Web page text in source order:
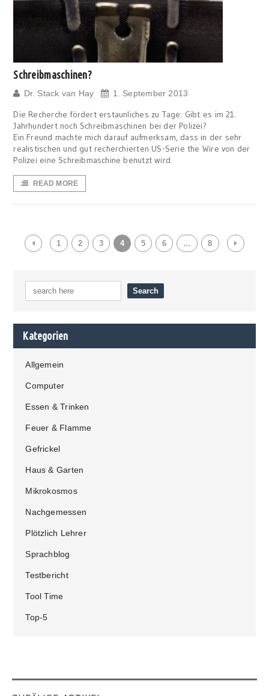
Schreibmaschinen?
Dr. Stack van Hay 1. September 2013
Die Recherche fördert erstaunliches zu Tage: Gibt es im 21.
Jahrhundert noch Schreibmaschinen bei der Polizei?
Ein Freund machte mich darauf aufmerksam, dass in der sehr
realistischen und gut recherchierten US-Serie the Wire von der
Polizei eine Schreibmaschine benutzt wird.
READ MORE
1 2 3 4 5 6 … 8
Kategorien
Allgemein
Computer
Essen & Trinken
Feuer & Flamme
Gefrickel
Haus & Garten
Mikrokosmos
Nachgemessen
Plötzlich Lehrer
Sprachblog
Testbericht
Tool Time
Top-5